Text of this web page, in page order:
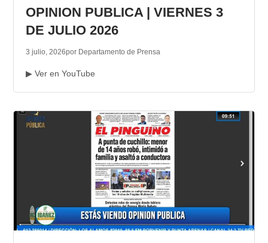
OPINION PUBLICA | VIERNES 3
DE JULIO 2026
3 julio, 2026por Departamento de Prensa
▶ Ver en YouTube